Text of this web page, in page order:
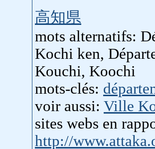
高知県
mots alternatifs:
Kochi ken,
Kouchi, Koochi
mots-clés:
voir aussi: Ville
sites webs en
http://